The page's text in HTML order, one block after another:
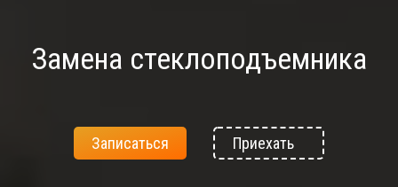
Замена стеклоподъемника
Записаться Приехать